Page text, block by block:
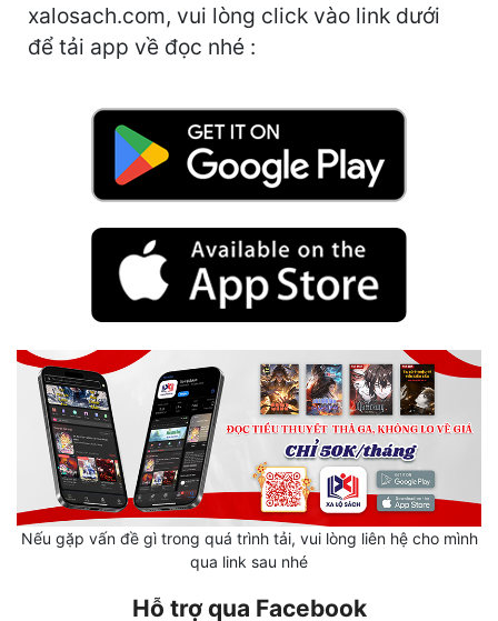
Phương Tây
Quan Trường
Tiên Hiệp
Tiểu Thuyết
Trinh Thám
Triều Đấu
xalosach.com, vui lòng click vào link dưới
để tải app về đọc nhé :
Nếu gặp vấn đề gì trong quá trình tải, vui lòng liên hệ cho mình
qua link sau nhé
Hỗ trợ qua Facebook